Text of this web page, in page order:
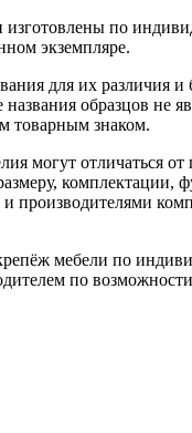
изготовлены по
экземпляре.
для их различия и
названия образцов не
товарным знаком.
могут отличаться
комплектации,
производителями
мебели по
по